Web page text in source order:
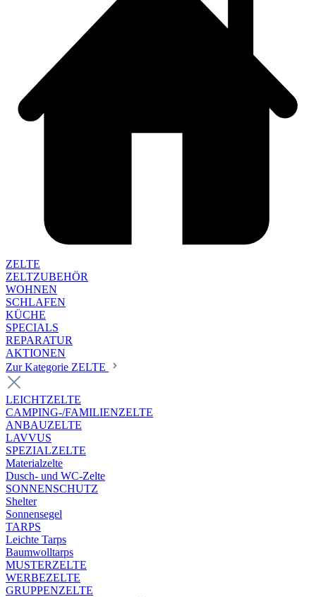
ZELTE
ZELTZUBEHÖR
WOHNEN
SCHLAFEN
KÜCHE
SPECIALS
REPARATUR
AKTIONEN
Zur Kategorie ZELTE
LEICHTZELTE
CAMPING-/FAMILIENZELTE
ANBAUZELTE
LAVVUS
SPEZIALZELTE
Materialzelte
Dusch- und WC-Zelte
SONNENSCHUTZ
Shelter
Sonnensegel
TARPS
Leichte Tarps
Baumwolltarps
MUSTERZELTE
WERBEZELTE
GRUPPENZELTE